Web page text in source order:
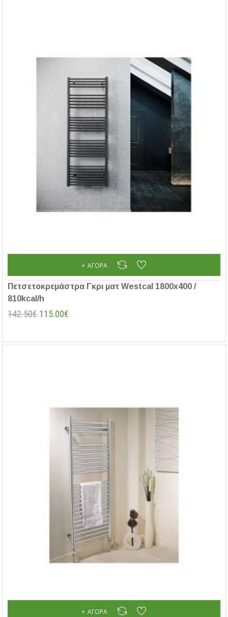
Πετσετοκρεμάστρα Γκρι ματ Westcal 1800x400 /
810kcal/h
142.50€ 115.00€
ΑΓΟΡΆ
ΑΓΟΡΆ